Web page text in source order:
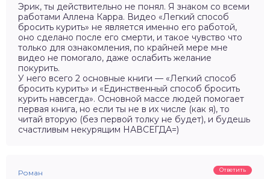
Эрик, ты действительно не понял. Я знаком со всеми
работами Аллена Карра. Видео «Легкий способ
бросить курить» не является именно его работой,
оно сделано после его смерти, и такое чувство что
только для ознакомления, по крайней мере мне
видео не помогало, даже ослабить желание
покурить.
У него всего 2 основные книги — «Легкий способ
бросить курить» и «Единственный способ бросить
курить навсегда». Основной массе людей помогает
первая книга, но если ты не в их числе (как я), то
читай вторую (без первой толку не будет), и будешь
счастливым некурящим НАВСЕГДА=)
Роман Ответить